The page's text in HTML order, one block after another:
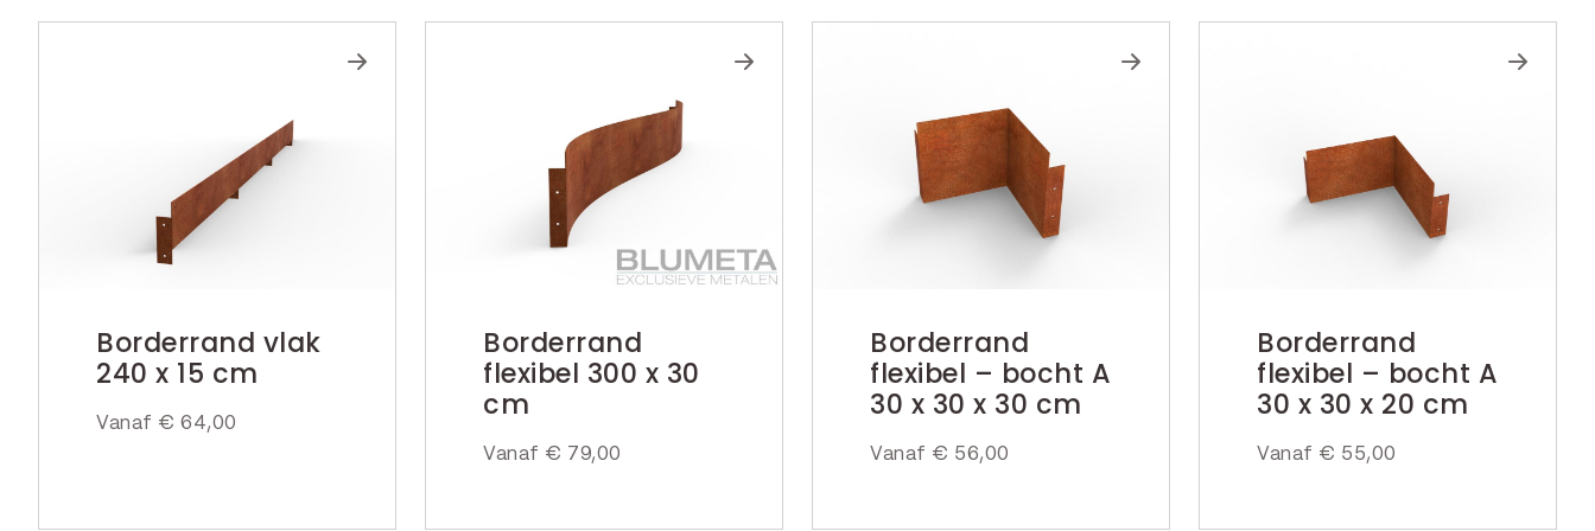
Borderrand vlak
240 x 15 cm
Vanaf € 64,00
Borderrand
flexibel 300 x 30
cm
Vanaf € 79,00
Borderrand
flexibel – bocht A
30 x 30 x 30 cm
Vanaf € 56,00
Borderrand
flexibel – bocht A
30 x 30 x 20 cm
Vanaf € 55,00